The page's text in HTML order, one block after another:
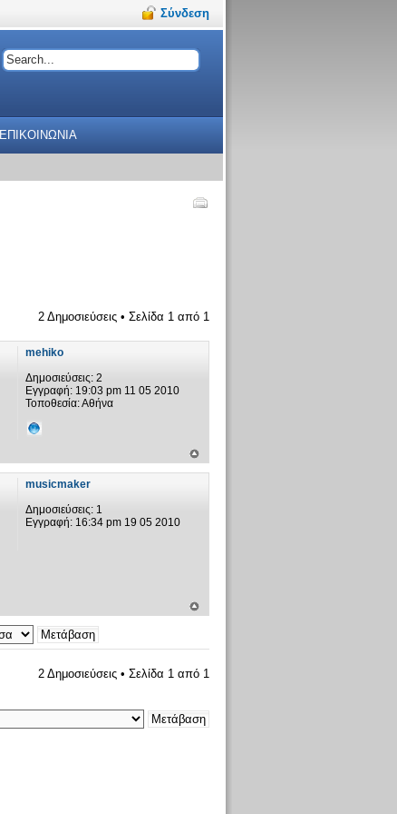
Σύνδεση
ΕΠΙΚΟΙΝΩΝΙΑ
2 Δημοσιεύσεις • Σελίδα 1από 1
mehiko
Δημοσιεύσεις:2
Εγγραφή:19:03 pm 11 05 2010
Τοποθεσία:Αθήνα
musicmaker
Δημοσιεύσεις:1
Εγγραφή:16:34 pm 19 05 2010
2 Δημοσιεύσεις • Σελίδα 1 από 1